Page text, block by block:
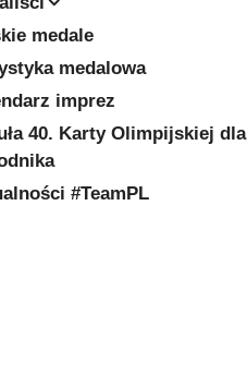
medale
medalowa
imprez
40. Karty Olimpijskiej dla
#TeamPL